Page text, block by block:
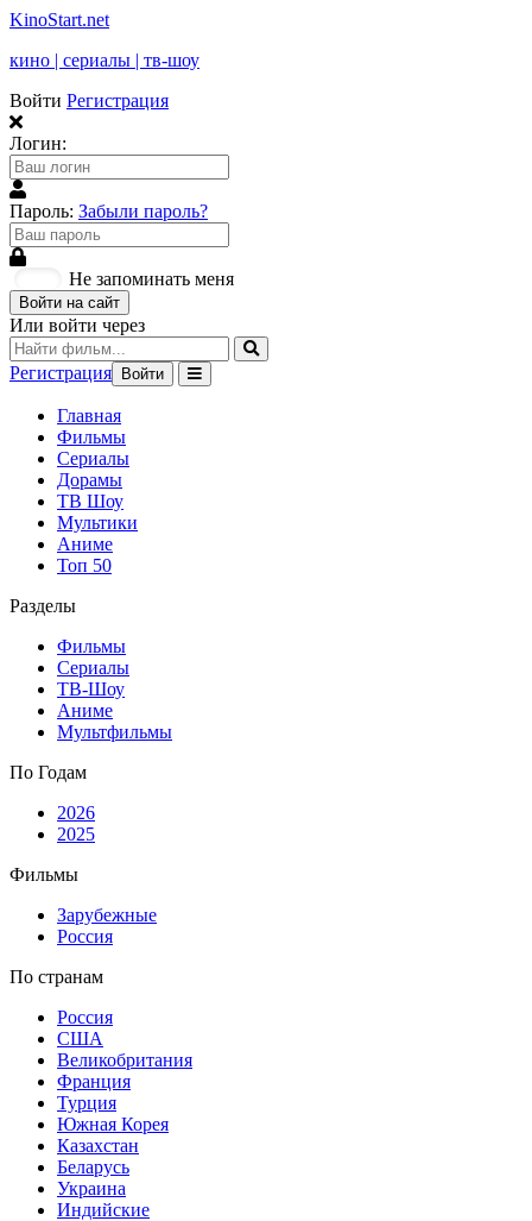
KinoStart.net
кино | сериалы | тв-шоу
Войти Регистрация
Логин:
Пароль: Забыли пароль?
Не запоминать меня
Войти на сайт
Или войти через
Регистрация Войти
Главная
Фильмы
Сериалы
Дорамы
ТВ Шоу
Мультики
Аниме
Топ 50
Разделы
Фильмы
Сериалы
ТВ-Шоу
Аниме
Мультфильмы
По Годам
2026
2025
Фильмы
Зарубежные
Россия
По странам
Россия
США
Великобритания
Франция
Турция
Южная Корея
Казахстан
Беларусь
Украина
Индийские